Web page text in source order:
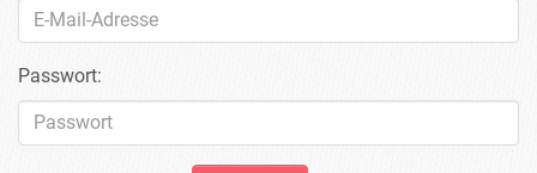
Passwort: